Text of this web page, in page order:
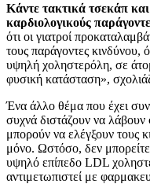
Κάντε τακτικά τσεκάπ
καρδιολογικούς
ότι οι γιατροί
τους παράγοντες κινδύνου,
υψηλή χοληστερόλη, σε
φυσική κατάσταση»,
Ένα άλλο θέμα που έχει
συχνά διστάζουν να λάβουν
μπορούν να ελέγξουν τους
μόνο. Ωστόσο, δεν
υψηλό επίπεδο LDL
αντιμετωπιστεί με